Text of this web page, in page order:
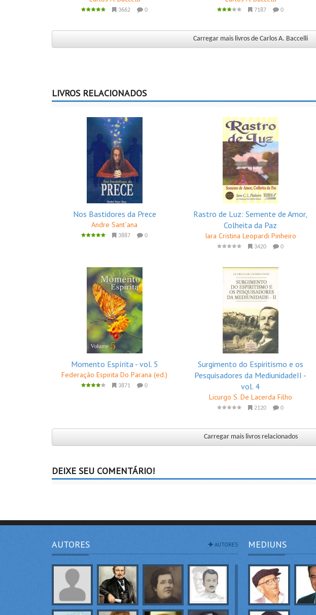
3662 0 7187 0
Carregar mais livros de Carlos A. Baccelli
LIVROS RELACIONADOS
Nos Bastidores da Prece
Andre Sant´ana
3887 0
Rastro de Luz: Semente de Amor,
Colheita da Paz
Iara Cristina Leopardi Pinheiro
3420 0
Momento Espírita - vol. 5
Federação Espirita Do Parana (ed.)
3871 0
Surgimento do Espiritismo e os
Pesquisadores da MediunidadeII -
vol. 4
Licurgo S. De Lacerda Filho
2120 0
Carregar mais livros relacionados
DEIXE SEU COMENTÁRIO!
AUTORES AUTORES MEDIUNS